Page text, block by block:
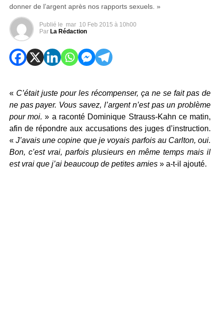
donner de l’argent après nos rapports sexuels. »
Publié le mar 10 Feb 2015 à 10h00
Par La Rédaction
« C’était juste pour les récompenser, ça ne se fait pas de
ne pas payer. Vous savez, l’argent n’est pas un problème
pour moi. » a raconté Dominique Strauss-Kahn ce matin,
afin de répondre aux accusations des juges d’instruction.
« J’avais une copine que je voyais parfois au Carlton, oui.
Bon, c’est vrai, parfois plusieurs en même temps mais il
est vrai que j’ai beaucoup de petites amies » a-t-il ajouté.